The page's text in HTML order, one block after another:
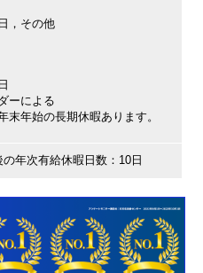
，その他
ーによる
末年始の長期休暇あります。
年次有給休暇日数：10日